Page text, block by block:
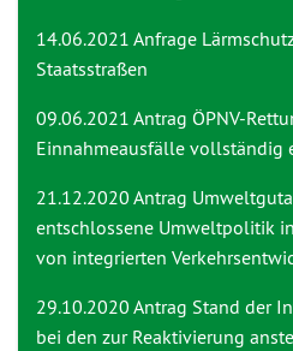
14.06.2021 Anfrage
Staatsstraßen
09.06.2021 Antrag ÖPNV-
Einnahmeausfälle vollständig
21.12.2020 Antrag
entschlossene Umweltpolitik
von integrierten
29.10.2020 Antrag Stand der
bei den zur Reaktivierung